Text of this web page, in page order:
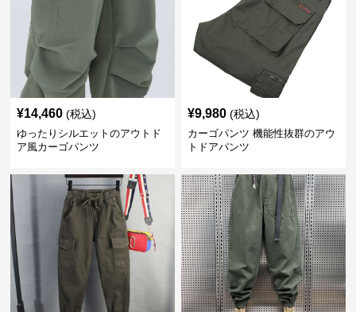
¥14,460 (税込)
ゆったりシルエットのアウトド
ア風カーゴパンツ
¥9,980 (税込)
カーゴパンツ 機能性抜群のアウ
トドアパンツ